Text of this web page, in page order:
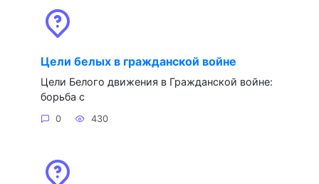
Цели белых в гражданской войне
Цели Белого движения в Гражданской войне:
борьба с
0 430